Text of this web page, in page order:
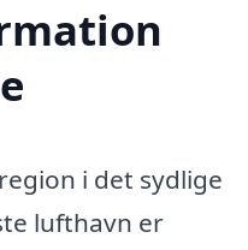
i det sydlige
lufthavn er